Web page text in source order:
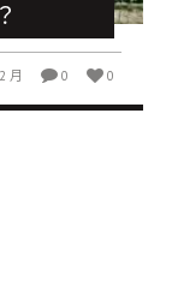
月 0 0